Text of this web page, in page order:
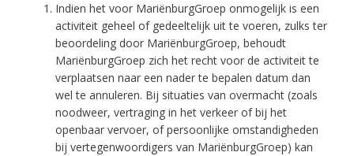
Indien het voor MariënburgGroep onmogelijk is een
activiteit geheel of gedeeltelijk uit te voeren, zulks ter
beoordeling door MariënburgGroep, behoudt
MariënburgGroep zich het recht voor de activiteit te
verplaatsen naar een nader te bepalen datum dan
wel te annuleren. Bij situaties van overmacht (zoals
noodweer, vertraging in het verkeer of bij het
openbaar vervoer, of persoonlijke omstandigheden
bij vertegenwoordigers van MariënburgGroep) kan